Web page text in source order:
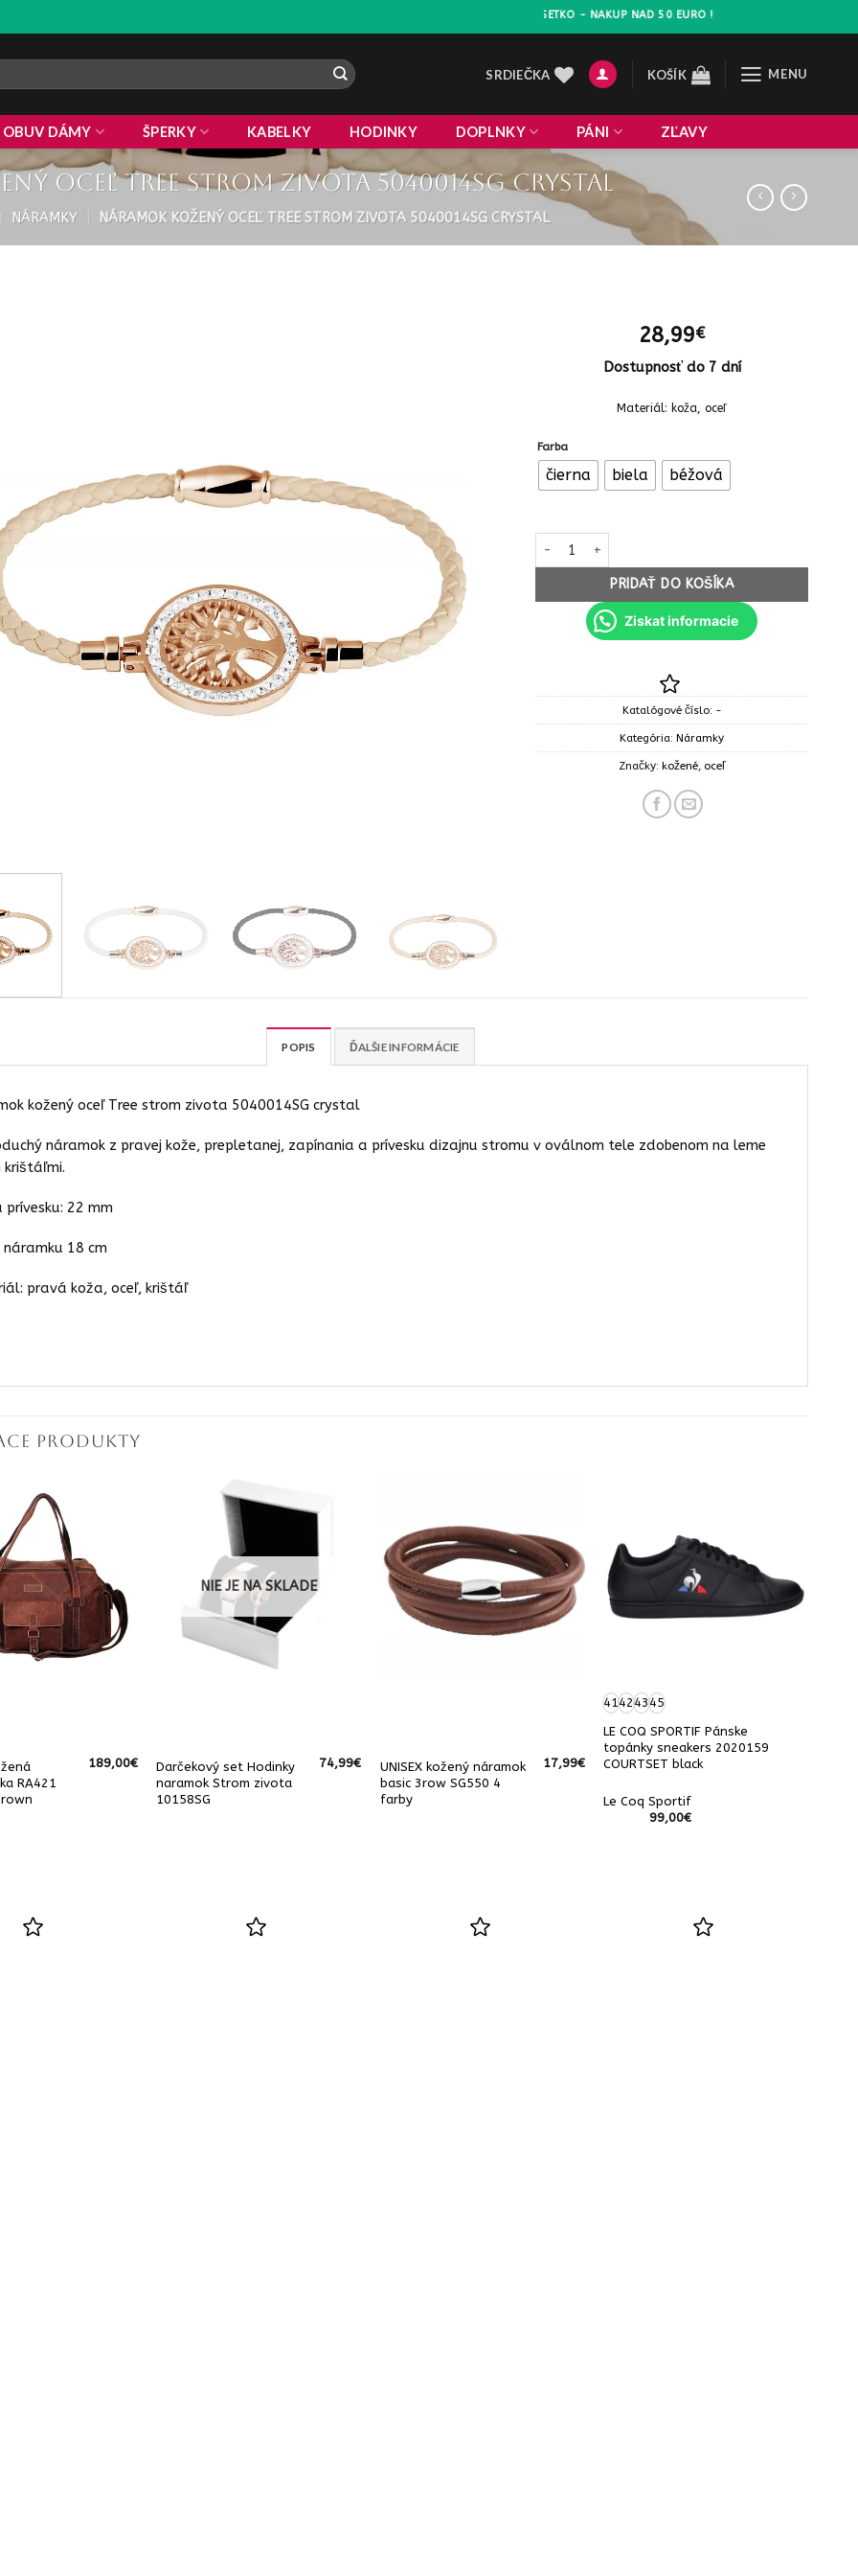
ZLAVA 10% NA VSETKO - NAKUP NAD 50 EURO !
SRDIEČKA KOŠÍK MENU
OBUV DÁMY ŠPERKY KABELKY HODINKY DOPLNKY PÁNI ZĽAVY
oceľ Tree strom zivota 5040014SG crystal
NÁRAMKY NÁRAMOK KOŽENÝ OCEĽ TREE STROM ZIVOTA 5040014SG CRYSTAL
28,99€
Dostupnosť do 7 dní
Materiál: koža, oceľ
Farba
čierna biela béžová
PRIDAŤ DO KOŠÍKA
Ziskat informacie
Katalógové číslo: -
Kategória:Náramky
Značky: kožené, oceľ
POPIS ĎALŠIE INFORMÁCIE
kožený oceľ Tree strom zivota 5040014SG crystal
náramok z pravej kože, prepletanej, zapínania a prívesku dizajnu stromu v oválnom tele zdobenom na leme
krištáľmi.
prívesku: 22 mm
náramku 18 cm
pravá koža, oceľ, krištáľ
PRODUKTY
RA421
189,00€
NIE JE NA SKLADE
Darčekový set Hodinky
naramok Strom zivota
10158SG
74,99€
UNISEX kožený náramok
basic 3row SG550 4
farby
17,99€
41424345
LE COQ SPORTIF Pánske
topánky sneakers 2020159
COURTSET black
Le Coq Sportif
99,00€